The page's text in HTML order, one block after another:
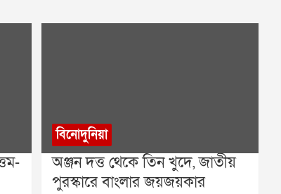
বিনোদুনিয়া
অঞ্জন দত্ত থেকে তিন খুদে, জাতীয়
পুরস্কারে বাংলার জয়জয়কার